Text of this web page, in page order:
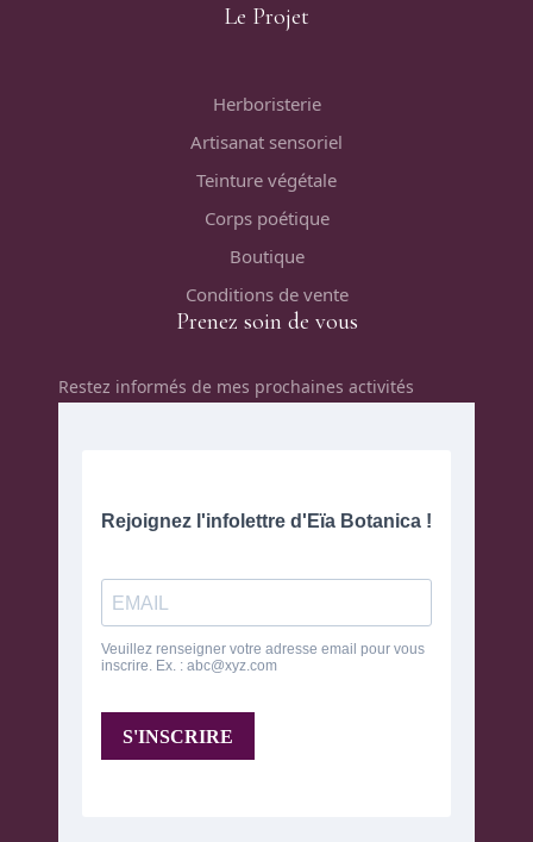
Le Projet
Herboristerie
Artisanat sensoriel
Teinture végétale
Corps poétique
Boutique
Conditions de vente
Prenez soin de vous
Restez informés de mes prochaines activités